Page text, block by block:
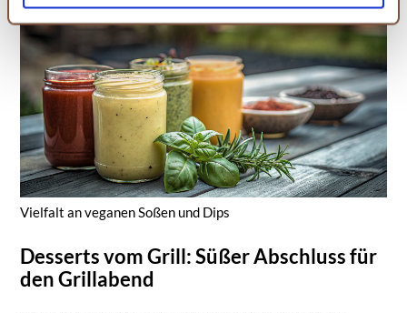
der Einwilligung bis zum Widerruf erfolgten Verarbeitung
wird hiervon nicht berührt. Weitere Informationen finden
Sie in unserenDatenschutzhinweisen.
Vielfalt an veganen Soßen und Dips
Desserts vom Grill: Süßer Abschluss für
den Grillabend